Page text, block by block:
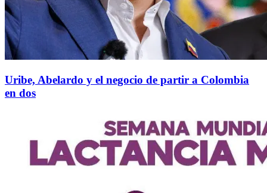
Uribe, Abelardo y el negocio de partir a Colombia
en dos